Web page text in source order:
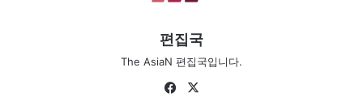
편집국
The AsiaN 편집국입니다.
Fa